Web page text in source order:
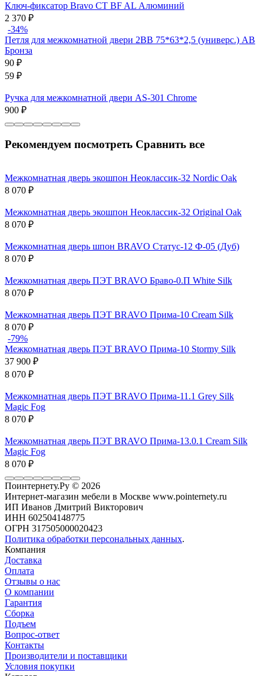
Ключ-фиксатор Bravo СТ BF AL Алюминий
2 370 ₽
-34%
Петля для межкомнатной двери 2ВВ 75*63*2,5 (универс.) AB
Бронза
90 ₽
59 ₽
Ручка для межкомнатной двери AS-301 Chrome
900 ₽
Рекомендуем посмотреть Сравнить все
Межкомнатная дверь экошпон Неоклассик-32 Nordic Oak
8 070 ₽
Межкомнатная дверь экошпон Неоклассик-32 Original Oak
8 070 ₽
Межкомнатная дверь шпон BRAVO Статус-12 Ф-05 (Дуб)
8 070 ₽
Межкомнатная дверь ПЭТ BRAVO Браво-0.П White Silk
8 070 ₽
Межкомнатная дверь ПЭТ BRAVO Прима-10 Cream Silk
8 070 ₽
-79%
Межкомнатная дверь ПЭТ BRAVO Прима-10 Stormy Silk
37 900 ₽
8 070 ₽
Межкомнатная дверь ПЭТ BRAVO Прима-11.1 Grey Silk
Magic Fog
8 070 ₽
Межкомнатная дверь ПЭТ BRAVO Прима-13.0.1 Cream Silk
Magic Fog
8 070 ₽
Поинтернету.Ру © 2026
Интернет-магазин мебели в Москве www.pointernety.ru
ИП Иванов Дмитрий Викторович
ИНН 602504148775
ОГРН 317505000020423
Политика обработки персональных данных.
Компания
Доставка
Оплата
Отзывы о нас
О компании
Гарантия
Сборка
Подъем
Вопрос-ответ
Контакты
Производители и поставщики
Условия покупки